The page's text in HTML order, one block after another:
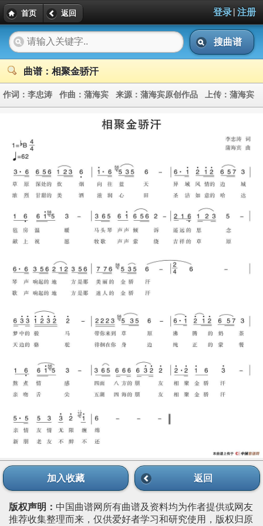
首页 返回 登录| 注册
搜曲谱
曲谱：相聚金骄汗
作词： 李忠涛 作曲： 蒲海宾 来源： 蒲海宾原创作品 上传： 蒲海宾
加入收藏 返回
版权声明： 中国曲谱网所有曲谱及资料均为作者提供或网友
推荐收集整理而来，仅供爱好者学习和研究使用，版权归原